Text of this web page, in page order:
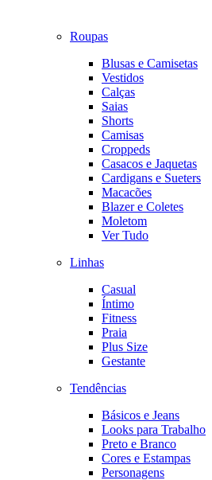
Roupas
Blusas e Camisetas
Vestidos
Calças
Saias
Shorts
Camisas
Croppeds
Casacos e Jaquetas
Cardigans e Sueters
Macacões
Blazer e Coletes
Moletom
Ver Tudo
Linhas
Casual
Íntimo
Fitness
Praia
Plus Size
Gestante
Tendências
Básicos e Jeans
Looks para Trabalho
Preto e Branco
Cores e Estampas
Personagens